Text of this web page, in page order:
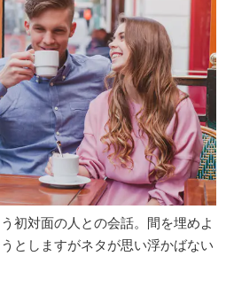
初対面の人との会話。間を埋めよ
としますがネタが思い浮かばない